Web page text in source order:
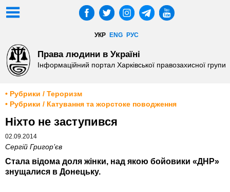
УКР ENG РУС
Права людини в Україні
Інформаційний портал Харківської правозахисної групи
• Рубрики / Тероризм
• Рубрики / Катування та жорстоке поводження
Ніхто не заступився
02.09.2014
Сергій Григор’єв
Стала відома доля жінки, над якою бойовики «ДНР»
знущалися в Донецьку.